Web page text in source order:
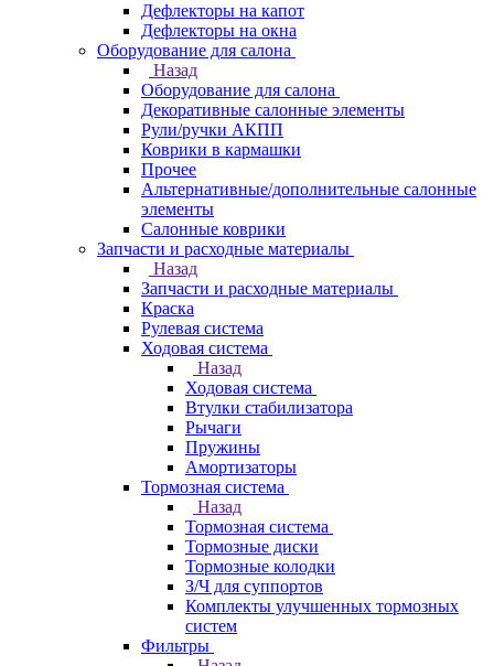
Дефлекторы на капот
Дефлекторы на окна
Оборудование для салона
Назад
Оборудование для салона
Декоративные салонные элементы
Рули/ручки АКПП
Коврики в кармашки
Прочее
Альтернативные/дополнительные салонные
элементы
Салонные коврики
Запчасти и расходные материалы
Назад
Запчасти и расходные материалы
Краска
Рулевая система
Ходовая система
Назад
Ходовая система
Втулки стабилизатора
Рычаги
Пружины
Амортизаторы
Тормозная система
Назад
Тормозная система
Тормозные диски
Тормозные колодки
З/Ч для суппортов
Комплекты улучшенных тормозных
систем
Фильтры